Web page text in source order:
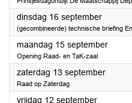
dinsdag 16 september2025
(gecombineerde) technische briefing
maandag 15 september2025
Opening Raad- en TaK-zaal
zaterdag 13 september2025
Raad op Zaterdag
vrijdag 12 september2025